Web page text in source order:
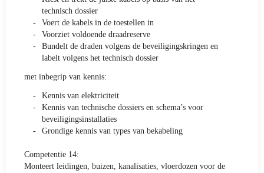
technisch dossier
Voert de kabels in de toestellen in
Voorziet voldoende draadreserve
Bundelt de draden volgens de beveiligingskringen en
labelt volgens het technisch dossier
met inbegrip van kennis:
Kennis van elektriciteit
Kennis van technische dossiers en schema’s voor
beveiligingsinstallaties
Grondige kennis van types van bekabeling
Competentie 14:
Monteert leidingen, buizen, kanalisaties, vloerdozen voor de